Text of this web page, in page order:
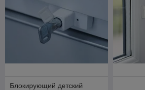
Блокирующий детский